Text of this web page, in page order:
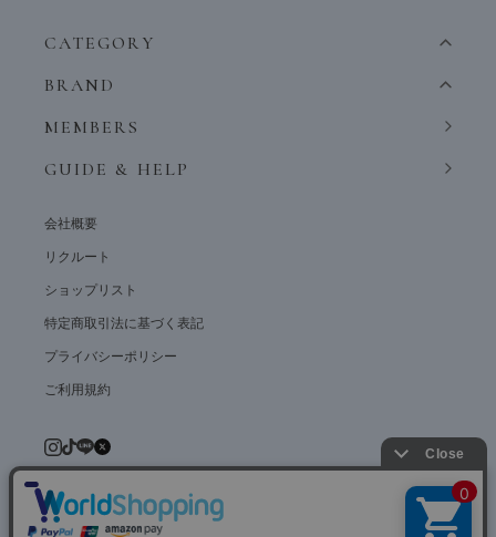
CATEGORY
BRAND
MEMBERS
GUIDE & HELP
会社概要
リクルート
ショップリスト
特定商取引法に基づく表記
プライバシーポリシー
ご利用規約
© weardept co.,ltd. All rights reserved.